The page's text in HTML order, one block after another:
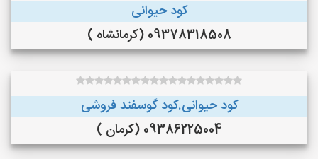
کود حیوانی
09378318508 (کرمانشاه )
کود حیوانی.کود گوسفند فروشی
09386225004 (کرمان )